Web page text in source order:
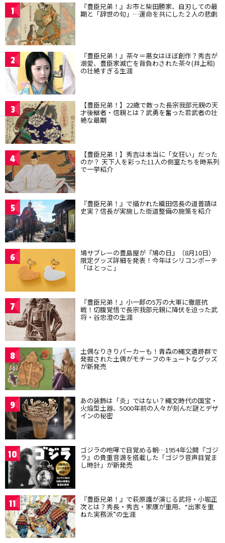
1 『豊臣兄弟！』お市と柴田勝家、自刃しての最
期と「辞世の句」…運命を共にした２人の悲劇
2 『豊臣兄弟！』茶々＝悪女はほぼ創作？秀吉が
溺愛、豊臣家滅亡を背負わされた茶々(井上和)
の壮絶すぎる生涯
3 【豊臣兄弟！】22歳で散った長宗我部元親の天
才後継者・信親とは？武勇を奮った若武者の壮
絶な最期
4 【豊臣兄弟！】秀吉は本当に「女狂い」だった
のか？ 天下人を彩った11人の側室たちを時系列
で一挙紹介
5 『豊臣兄弟！』で描かれた織田信長の道普請は
史実？信長が実施した街道整備の施策を紹介
6 鳩サブレーの豊島屋が『鳩の日』（8月10日）
限定グッズ詳細を発表！今年はシリコンポーチ
「はとっこ」
7 『豊臣兄弟！』小一郎の5万の大軍に徹底抗
戦！切腹覚悟で長宗我部元親に降伏を迫った武
将・谷忠澄の生涯
8 土偶なりきりパーカーも！青森の縄文遺跡群で
発掘された土偶がモチーフのキュートなグッズ
が新発売
9 あの装飾は「炎」ではない？縄文時代の国宝・
火焔型土器、5000年前の人々が刻んだ謎とデザ
インの秘密
10 ゴジラの咆哮で目覚める朝…1954年公開『ゴジ
ラ』の貴重音源を搭載した「ゴジラ音声目覚ま
し時計」が新発売
11 『豊臣兄弟！』で萩原護が演じる武将・小堀正
次とは？秀長・秀吉・家康が重用、“出家を重
ねた実務派”の生涯